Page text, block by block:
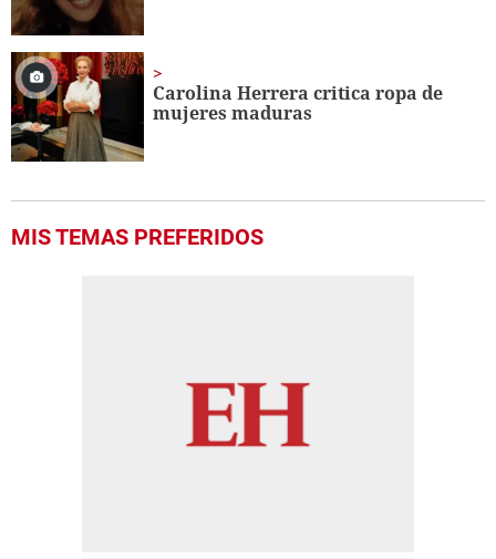
Carolina Herrera critica ropa de
mujeres maduras
MIS TEMAS PREFERIDOS